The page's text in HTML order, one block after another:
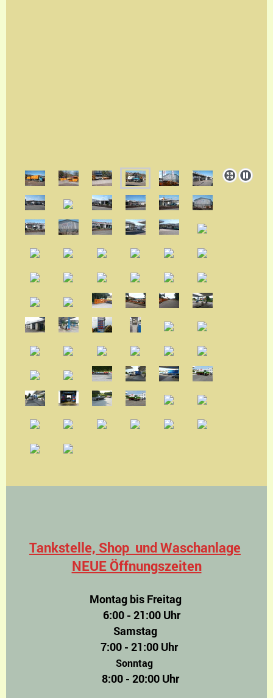
Tankstelle, Shop und Waschanlage
NEUE Öffnungszeiten
Montag bis Freitag
6:00 - 21:00 Uhr
Samstag
7:00 - 21:00 Uhr
Sonntag
8:00 - 20:00 Uhr